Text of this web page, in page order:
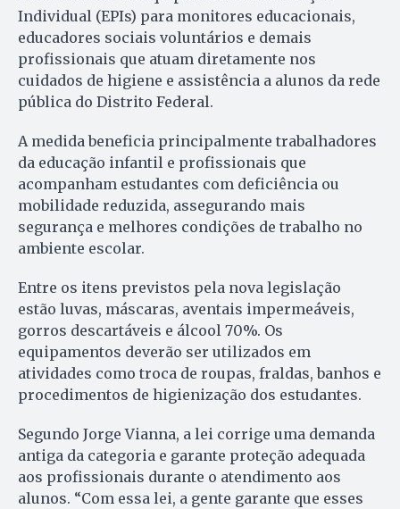
Individual (EPIs) para monitores educacionais,
educadores sociais voluntários e demais
profissionais que atuam diretamente nos
cuidados de higiene e assistência a alunos da rede
pública do Distrito Federal.
A medida beneficia principalmente trabalhadores
da educação infantil e profissionais que
acompanham estudantes com deficiência ou
mobilidade reduzida, assegurando mais
segurança e melhores condições de trabalho no
ambiente escolar.
Entre os itens previstos pela nova legislação
estão luvas, máscaras, aventais impermeáveis,
gorros descartáveis e álcool 70%. Os
equipamentos deverão ser utilizados em
atividades como troca de roupas, fraldas, banhos e
procedimentos de higienização dos estudantes.
Segundo Jorge Vianna, a lei corrige uma demanda
antiga da categoria e garante proteção adequada
aos profissionais durante o atendimento aos
alunos. “Com essa lei, a gente garante que esses